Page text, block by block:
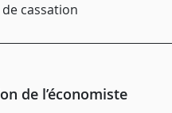
cassation
de l’économiste